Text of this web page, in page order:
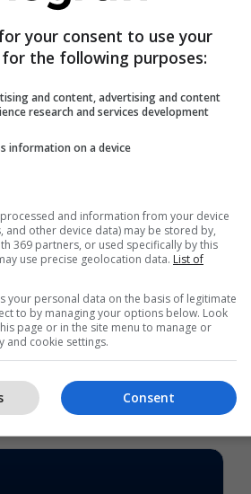
me afrimin e minutave të
konkretizimi. Ndërsa
për të ndëshkuar.
e barazoi rezultatin (88’).
Mevlan Zeka për të
në zonë më së miri
dhe të fitores në këtë takim.
pikë, gjashtë më shumë se
është e katërta në
your consent to use your
the following purposes:
and content, advertising and content
research and services development
information on a device
and information from your device
and other device data) may be stored by,
369 partners, or used specifically by this
use precise geolocation data. List of
your personal data on the basis of legitimate
to by managing your options below. Look
page or in the site menu to manage or
and cookie settings.
Consent